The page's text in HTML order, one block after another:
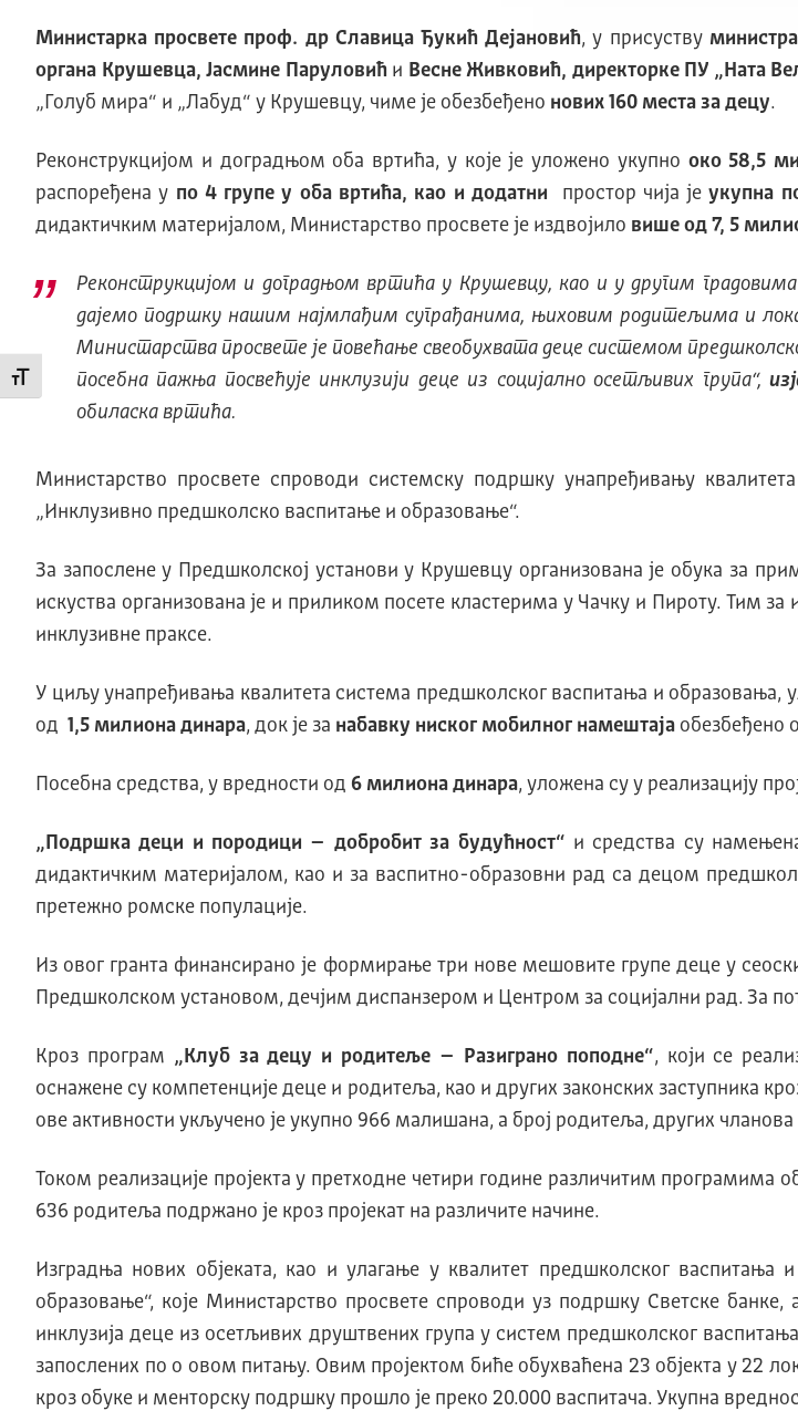
Промени величину слова
Министарка просвете проф. др Славицa Ђукић Дејановић, у присуствуминистра
органа Крушевца, Јасмине Паруловићи Весне Живковић, директорке ПУ „Ната
„Голуб мира“ и „Лабуд“ у Крушевцу, чиме је обезбеђено нових 160 места за децу.
Реконструкцијом и доградњом оба вртића, у које је уложено укупно око 58,5
распоређена у по 4 групе у оба вртића, као и додатни простор чија јеукупна
дидактичким материјалом, Министарство просвете је издвојило више од 7, 5
Реконструкцијом и доградњом вртића у Крушевцу, као и у другим
дајемо подршку нашим најмлађим суграђанима, њиховим родитељима и
Министарства просвете је повећање свеобухвата деце системом
посебна пажња посвећује инклузији деце из социјално осетљивих група“,
обиласка вртића.
Министарство просвете спроводи системску подршку унапређивању
„Инклузивно предшколско васпитање и образовање“.
За запослене у Предшколској установи у Крушевцу организована је обука за
искуства организована је и приликом посете кластерима у Чачку и Пироту. Тим
инклузивне праксе.
У циљу унапређивања квалитета система предшколског васпитања и образовања,
од 1,5 милиона динара, док је за набавку ниског мобилног намештаја обезбеђено
Посебна средства, у вредности од 6 милиона динара, уложена су у реализацију
„Подршка деци и породици – добробит за будућност“ и средства су
дидактичким материјалом, као и за васпитно-образовни рад са децом
претежно ромске популације.
Из овог гранта финансирано је формирање три нове мешовите групе деце у
Предшколском установом, дечјим диспанзером и Центром за социјални рад. За
Кроз програм „Клуб за децу и родитеље – Разиграно поподне“, који се
оснажене су компетенције деце и родитеља, као и других законских заступника
ове активности укључено је укупно 966 малишана, а број родитеља, других
Током реализације пројекта у претходне четири године различитим
636 родитеља подржано је кроз пројекат на различите начине.
Изградња нових објеката, као и улагање у квалитет предшколског
образовање“, које Министарство просвете спроводи уз подршку Светске
инклузија деце из осетљивих друштвених група у систем предшколског
запослених по о овом питању. Овим пројектом биће обухваћена 23 објекта у 22
кроз обуке и менторску подршку прошло је преко 20.000 васпитача. Укупна